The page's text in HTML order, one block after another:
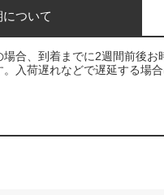
について
合、到着までに2週間前後
。入荷遅れなどで遅延する場